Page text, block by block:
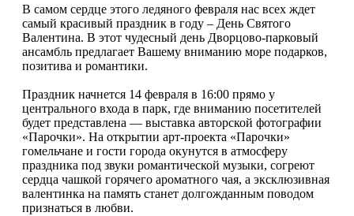
В самом сердце этого ледяного февраля нас всех ждет
самый красивый праздник в году – День Святого
Валентина. В этот чудесный день Дворцово-парковый
ансамбль предлагает Вашему вниманию море подарков,
позитива и романтики.
Праздник начнется 14 февраля в 16:00 прямо у
центрального входа в парк, где вниманию посетителей
будет представлена — выставка авторской фотографии
«Парочки». На открытии арт-проекта «Парочки»
гомельчане и гости города окунутся в атмосферу
праздника под звуки романтической музыки, согреют
сердца чашкой горячего ароматного чая, а эксклюзивная
валентинка на память станет долгожданным поводом
признаться в любви.